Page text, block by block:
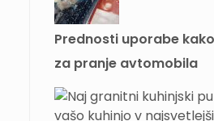
Prednosti uporabe
za pranje avtomobila